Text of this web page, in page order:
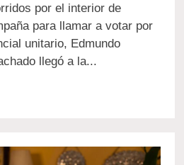
Machado
Portuguesa:
“Edmundo
venezolanos,
por
por el interior de
para llamar a votar por
unitario, Edmundo
llegó a la...